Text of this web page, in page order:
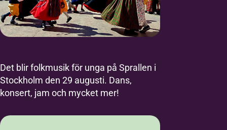
Det blir folkmusik för unga på Sprallen i
Stockholm den 29 augusti. Dans,
konsert, jam och mycket mer!